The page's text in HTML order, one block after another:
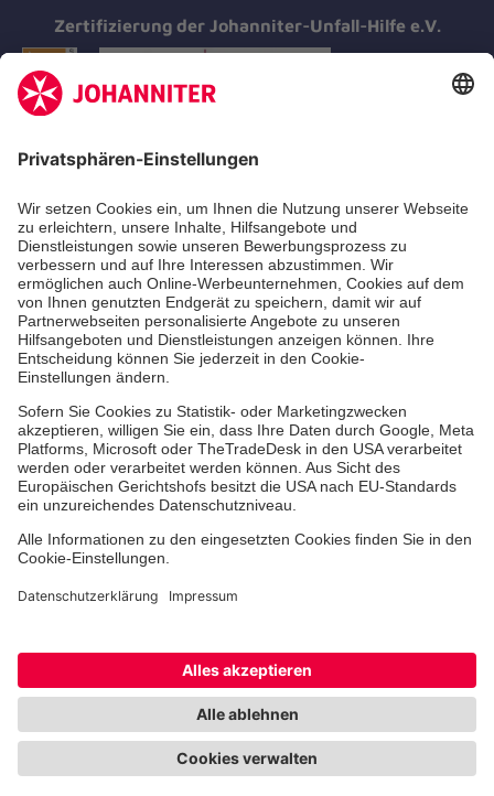
Zertifizierung der Johanniter-Unfall-Hilfe e.V.
Aus- & Fortbildungen
Erste-Hilfe-Kurse
Jobs & Ehrenamt
Freiwilligendienst
Spendenprojekte
Johanniter-Jugend
Einrichtungen
Cookie-Einstellungen Datenschutz Barrierefreiheit
Impressum Kontakt Widerruf